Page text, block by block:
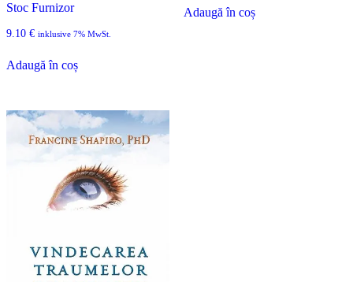
Stoc Furnizor
9.10 € inklusive 7% MwSt.
Adaugă în coș
Adaugă în coș